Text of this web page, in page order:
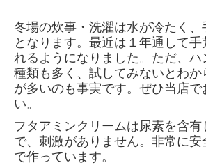
冬場の炊事・洗濯は水が冷たく、
となります。最近は１年通して
れるようになりました。ただ、ハ
種類も多く、試してみないとわ
が多いのも事実です。ぜひ当店で
い。
フタアミンクリームは尿素を含
で、刺激がありません。非常に安
で作っています。